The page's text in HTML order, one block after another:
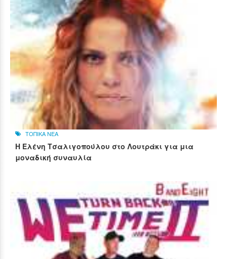
ΤΟΠΙΚΑ ΝΕΑ
Η Ελένη Τσαλιγοπούλου στο Λουτράκι για μια
μοναδική συναυλία